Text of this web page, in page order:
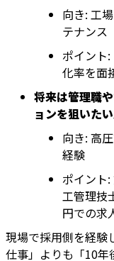
向き: 工
テナンス
ポイント
化率を面
将来は管理職
ョンを狙いた
向き: 高
経験
ポイント
工管理技
円での求
現場で採用側を経験
仕事」よりも「10年